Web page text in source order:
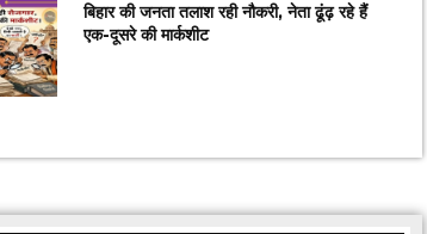
बिहार की जनता तलाश रही नौकरी, नेता ढूंढ़ रहे हैं
एक-दूसरे की मार्कशीट